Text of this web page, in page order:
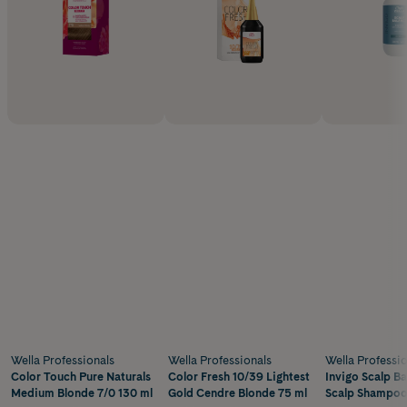
Wella Professionals
Color Touch Pure Naturals
Medium Blonde 7/0 130 ml
Wella Professionals
Color Fresh 10/39 Lightest
Gold Cendre Blonde 75 ml
Wella
Invigo Scalp
Scalp